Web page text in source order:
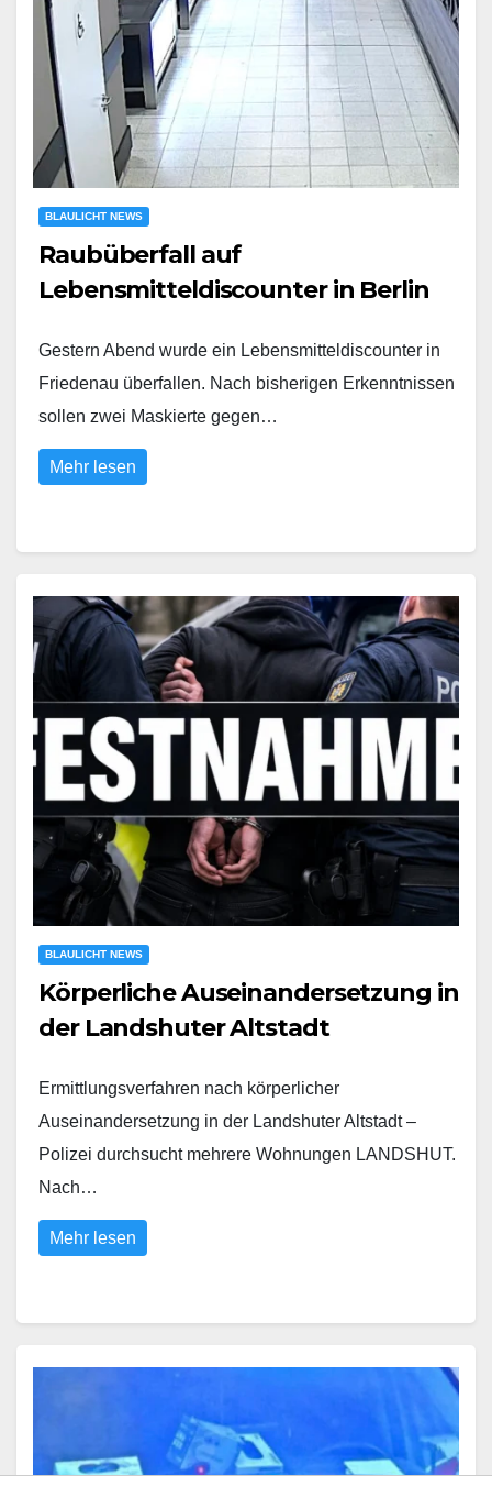
BLAULICHT NEWS
Raubüberfall auf
Lebensmitteldiscounter in Berlin
Gestern Abend wurde ein Lebensmitteldiscounter in
Friedenau überfallen. Nach bisherigen Erkenntnissen
sollen zwei Maskierte gegen…
Mehr lesen
BLAULICHT NEWS
Körperliche Auseinandersetzung in
der Landshuter Altstadt
Ermittlungsverfahren nach körperlicher
Auseinandersetzung in der Landshuter Altstadt –
Polizei durchsucht mehrere Wohnungen LANDSHUT.
Nach…
Mehr lesen